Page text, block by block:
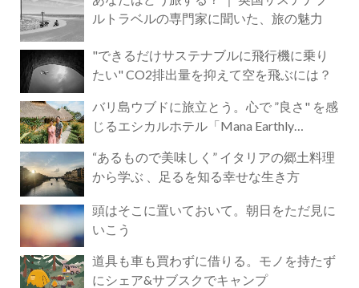
ルトラベルの専門家に聞いた、旅の魅力
"できるだけサステナブルに飛行機に乗り
たい" CO2排出量を抑えて空を飛ぶには？
バリ島ウブドに旅立とう。心で ”良さ" を感
じるエシカルホテル「Mana Earthly
“あるもので美味しく” イタリアの郷土料理
から学ぶ 、足るを知る幸せな生き方
頭はそこに置いておいて。朝日をただ見に
いこう
道具も車も買わずに借りる。モノを持たず
にシェア&サブスクでキャンプ